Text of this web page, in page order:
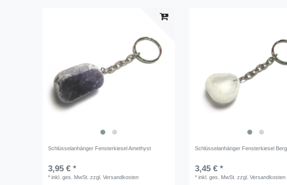
Schlüsselanhänger Fensterkiesel Amethyst
3,95 € *
*inkl. ges. MwSt. zzgl.Versandkosten
Schlüsselanhänger Fensterkiesel
3,45 € *
*inkl. ges. MwSt. zzgl.Versandkosten